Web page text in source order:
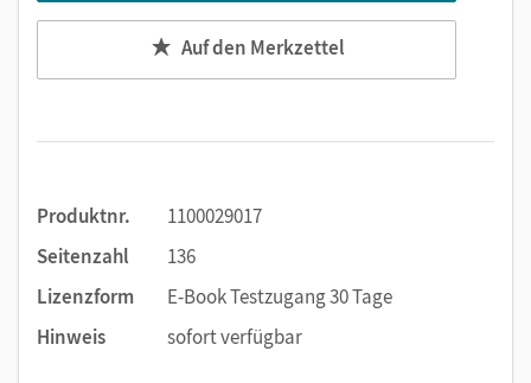
Zoomen
Auf den Merkzettel
Produktnr.
1100029017
Seitenzahl
136
Lizenzform
E-Book Testzugang 30 Tage
Hinweis
sofort verfügbar